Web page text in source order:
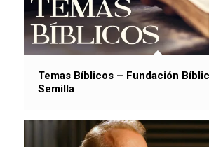
Temas Bíblicos – Fundación
Semilla